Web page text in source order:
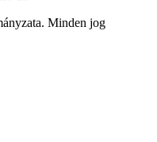
Minden jog